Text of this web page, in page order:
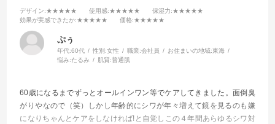
デザイン:★★★★★ 使用感:★★★★★ 保湿力:★★★★★
効果が実感できたか:★★★★★ 価格:★★★★★
ぷぅ
年代:60代 性別:女性 職業:会社員 お住まいの地域:東海
悩み:たるみ 肌質:普通肌
60歳になるまでずっとオールインワン等でケアしてきました。面倒臭
がりやなので（笑）しかし年齢的にシワが年々増えて鏡を見るのも嫌
になりちゃんとケアをしなければ!と自覚しこの４年間あらゆるシワ対